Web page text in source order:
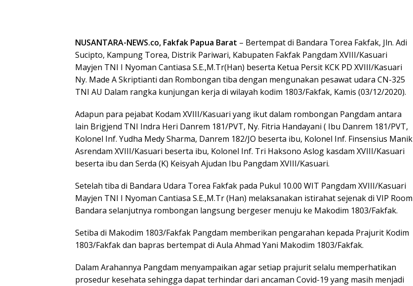
NUSANTARA-NEWS.co, Fakfak Papua Barat – Bertempat di Bandara Torea Fakfak, Jln. Adi
Sucipto, Kampung Torea, Distrik Pariwari, Kabupaten Fakfak Pangdam XVIII/Kasuari
Mayjen TNI I Nyoman Cantiasa S.E.,M.Tr(Han) beserta Ketua Persit KCK PD XVIII/Kasuari
Ny. Made A Skriptianti dan Rombongan tiba dengan mengunakan pesawat udara CN-325
TNI AU Dalam rangka kunjungan kerja di wilayah kodim 1803/Fakfak, Kamis (03/12/2020).
Adapun para pejabat Kodam XVIII/Kasuari yang ikut dalam rombongan Pangdam antara
lain Brigjend TNI Indra Heri Danrem 181/PVT, Ny. Fitria Handayani ( Ibu Danrem 181/PVT,
Kolonel Inf. Yudha Medy Sharma, Danrem 182/JO beserta ibu, Kolonel Inf. Finsensius Manik
Asrendam XVIII/Kasuari beserta ibu, Kolonel Inf. Tri Haksono Aslog kasdam XVIII/Kasuari
beserta ibu dan Serda (K) Keisyah Ajudan Ibu Pangdam XVIII/Kasuari.
Setelah tiba di Bandara Udara Torea Fakfak pada Pukul 10.00 WIT Pangdam XVIII/Kasuari
Mayjen TNI I Nyoman Cantiasa S.E.,M.Tr (Han) melaksanakan istirahat sejenak di VIP Room
Bandara selanjutnya rombongan langsung bergeser menuju ke Makodim 1803/Fakfak.
Setiba di Makodim 1803/Fakfak Pangdam memberikan pengarahan kepada Prajurit Kodim
1803/Fakfak dan bapras bertempat di Aula Ahmad Yani Makodim 1803/Fakfak.
Dalam Arahannya Pangdam menyampaikan agar setiap prajurit selalu memperhatikan
prosedur kesehata sehingga dapat terhindar dari ancaman Covid-19 yang masih menjadi